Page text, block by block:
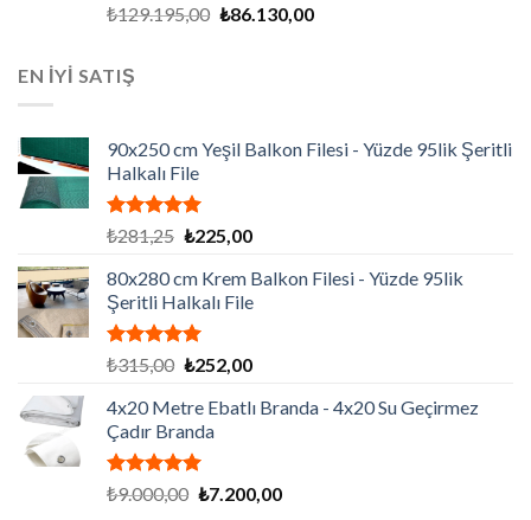
5 üzerinden
₺129.195,00 Orijinal
₺86.130,00Şu
EN İYİ SATIŞ
90x250 cm Yeşil Balkon Filesi - Yüzde 95lik Şeritli
Halkalı File
5 üzerinden
oy
aldı
₺281,25 Orijinal
₺281,25.
₺225,00Şu
fiyat:
₺225,00.
80x280 cm Krem Balkon Filesi - Yüzde 95lik
Şeritli Halkalı File
5 üzerinden
oy
aldı
₺315,00 Orijinal
₺315,00.
₺252,00Şu
fiyat:
4x20 Metre Ebatlı Branda - 4x20 Su Geçirmez
Çadır Branda
5 üzerinden
oy
₺9.000,00 Orijinal
₺7.200,00Şu